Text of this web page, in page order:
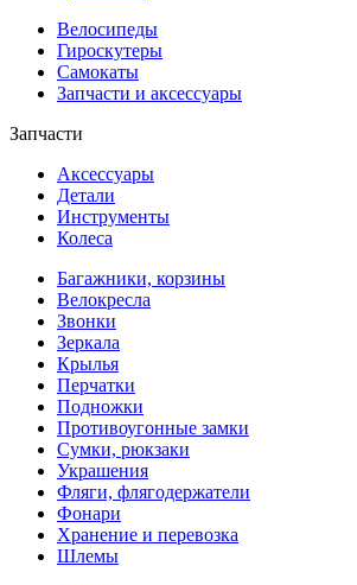
Велосипеды
Гироскутеры
Самокаты
Запчасти и аксессуары
Запчасти
Аксессуары
Детали
Инструменты
Колеса
Багажники, корзины
Велокресла
Звонки
Зеркала
Крылья
Перчатки
Подножки
Противоугонные замки
Сумки, рюкзаки
Украшения
Фляги, флягодержатели
Фонари
Хранение и перевозка
Шлемы